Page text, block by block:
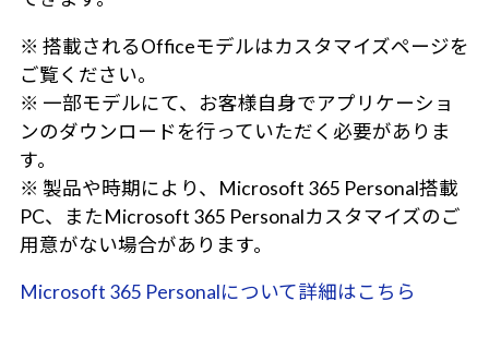
※ 搭載されるOfficeモデルはカスタマイズページを
ご覧ください。
※ 一部モデルにて、お客様自身でアプリケーショ
ンのダウンロードを行っていただく必要がありま
す。
※ 製品や時期により、Microsoft 365 Personal搭載
PC、またMicrosoft 365 Personalカスタマイズのご
用意がない場合があります。
Microsoft 365 Personalについて詳細はこちら